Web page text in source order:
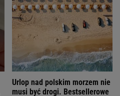
Urlop nad polskim morzem nie
musi być drogi. Bestsellerowe